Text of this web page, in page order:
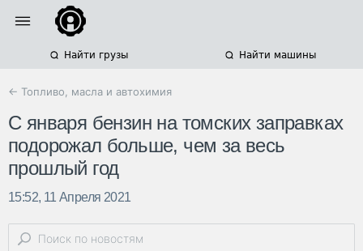
Найти грузы Найти машины
← Топливо, масла и автохимия
С января бензин на томских заправках
подорожал больше, чем за весь
прошлый год
15:52, 11 Апреля 2021